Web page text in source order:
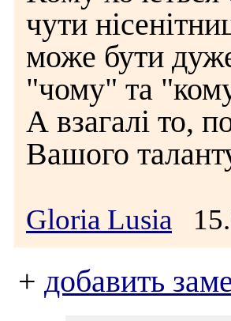
чути
може бути
"чому" та
А взагалі то,
Вашого
Gloria Lusia
+ добавить